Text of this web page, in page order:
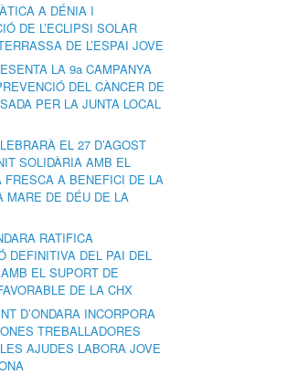
A DÉNIA I
DE L’ECLIPSI SOLAR
DE L’ESPAI JOVE
LA 9a CAMPANYA
DEL CÀNCER DE
PER LA JUNTA LOCAL
EL 27 D’AGOST
SOLIDÀRIA AMB EL
FRESCA A BENEFICI DE LA
MARE DE DÉU DE LA
RATIFICA
DEFINITIVA DEL PAI DEL
EL SUPORT DE
DE LA CHX
D’ONDARA INCORPORA
TREBALLADORES
AJUDES LABORA JOVE